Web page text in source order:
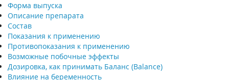
Форма выпуска
Описание препарата
Состав
Показания к применению
Противопоказания к применению
Возможные побочные эффекты
Дозировка, как принимать Баланс (Balance)
Влияние на беременность